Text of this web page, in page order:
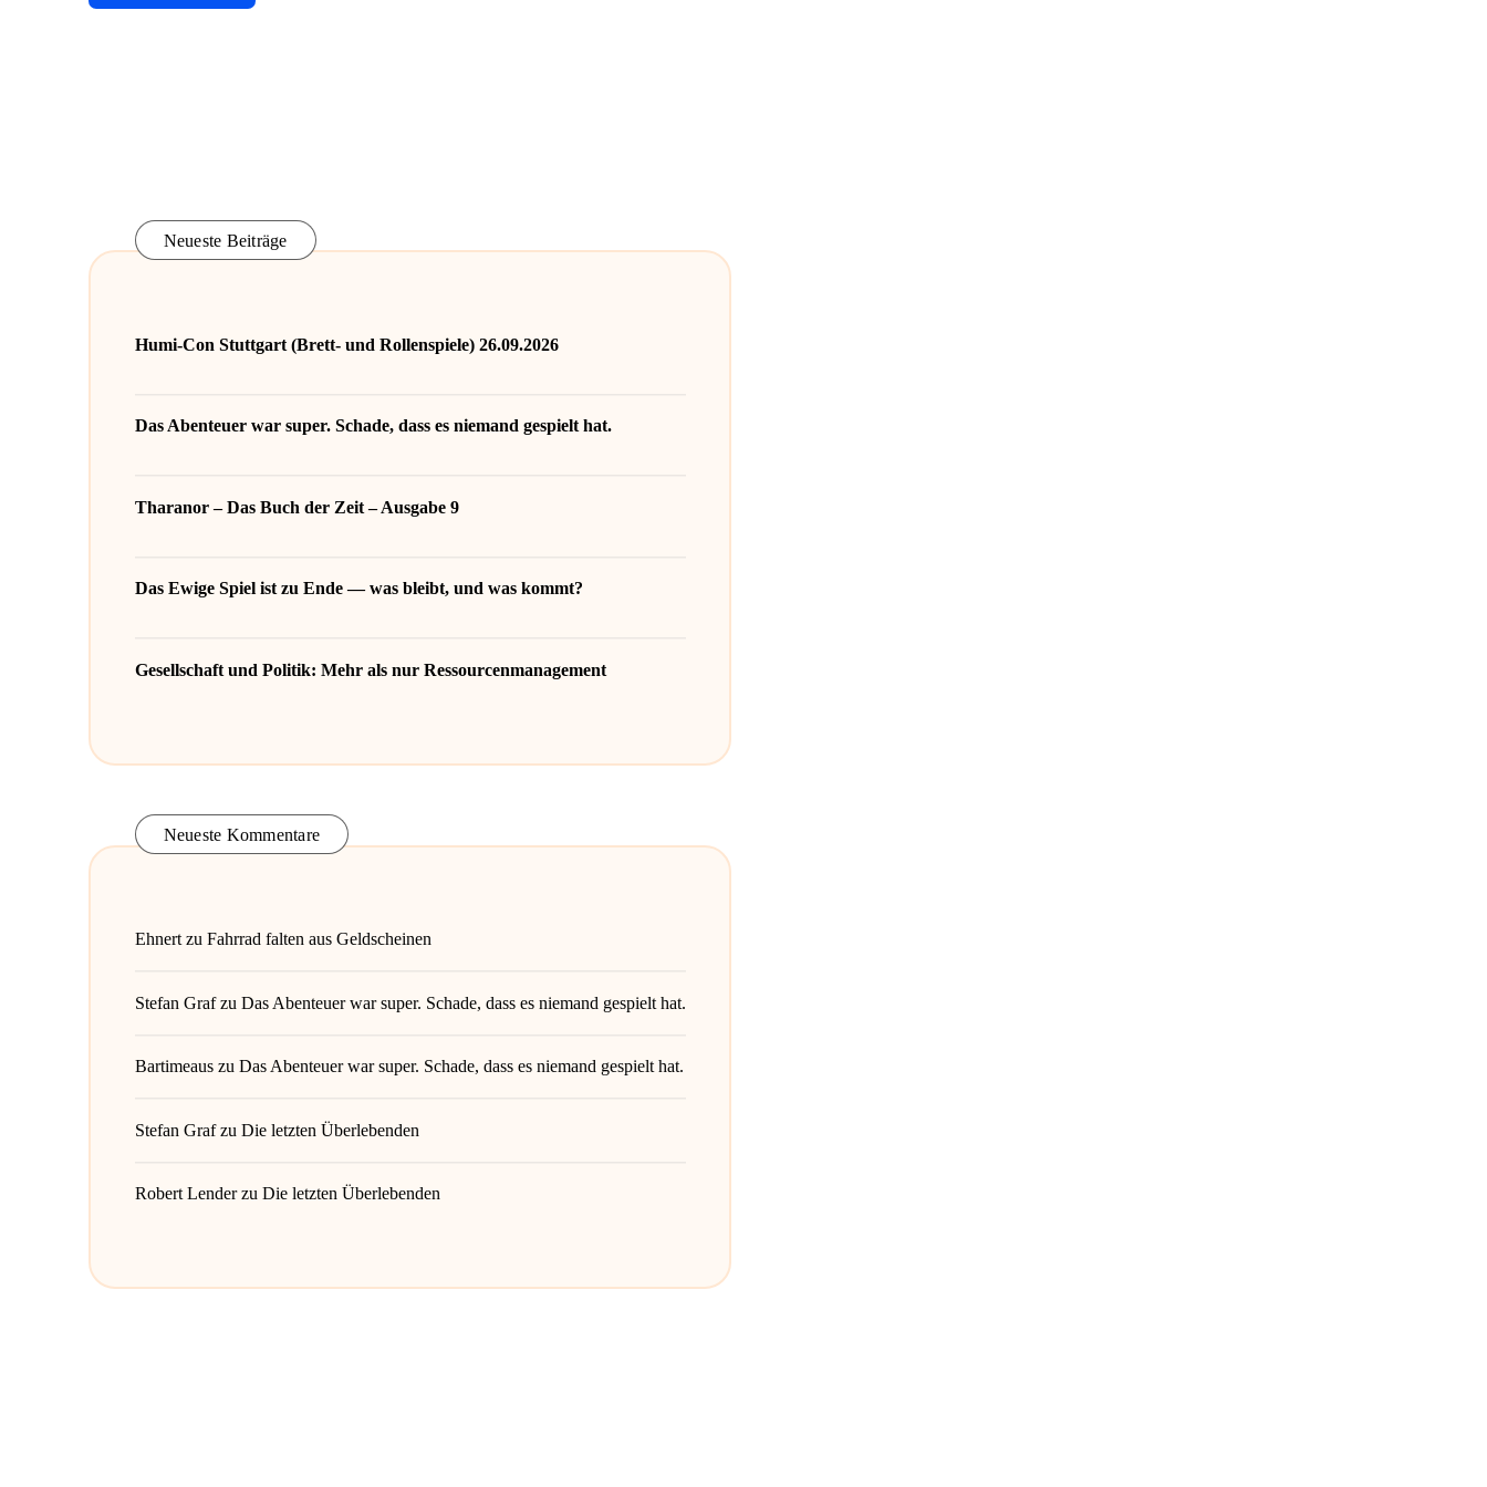
Neueste Beiträge
Humi-Con Stuttgart (Brett- und Rollenspiele) 26.09.2026
Das Abenteuer war super. Schade, dass es niemand gespielt hat.
Tharanor – Das Buch der Zeit – Ausgabe 9
Das Ewige Spiel ist zu Ende — was bleibt, und was kommt?
Gesellschaft und Politik: Mehr als nur Ressourcenmanagement
Neueste Kommentare
Ehnertzu Fahrrad falten aus Geldscheinen
Stefan Grafzu Das Abenteuer war super. Schade, dass es niemand gespielt hat.
Bartimeauszu Das Abenteuer war super. Schade, dass es niemand gespielt hat.
Stefan Grafzu Die letzten Überlebenden
Robert Lenderzu Die letzten Überlebenden